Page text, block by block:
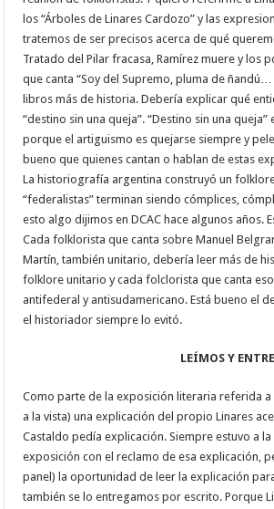
los “Árboles de Linares Cardozo” y las
tratemos de ser precisos acerca de qué
Tratado del Pilar fracasa, Ramírez muere y los
que canta “Soy del Supremo, pluma de
libros más de historia. Debería explicar qué
“destino sin una queja”. “Destino sin una
porque el artiguismo es quejarse siempre y
bueno que quienes cantan o hablan de estas
La historiografía argentina construyó un
“federalistas” terminan siendo cómplices,
esto algo dijimos en DCAC hace algunos años.
Cada folklorista que canta sobre Manuel
Martín, también unitario, debería leer más de
folklore unitario y cada folclorista que canta
antifederal y antisudamericano. Está bueno el
el historiador siempre lo evitó.
LEÍMOS Y
Como parte de la exposición literaria referida
a la vista) una explicación del propio Linares
Castaldo pedía explicación. Siempre estuvo a
exposición con el reclamo de esa explicación,
panel) la oportunidad de leer la explicación
también se lo entregamos por escrito. Porque